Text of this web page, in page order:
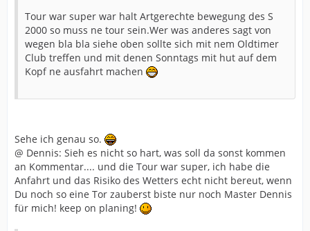
Tour war super war halt Artgerechte bewegung des S
2000 so muss ne tour sein.Wer was anderes sagt von
wegen bla bla siehe oben sollte sich mit nem Oldtimer
Club treffen und mit denen Sonntags mit hut auf dem
Kopf ne ausfahrt machen
Sehe ich genau so.
@ Dennis: Sieh es nicht so hart, was soll da sonst kommen
an Kommentar.... und die Tour war super, ich habe die
Anfahrt und das Risiko des Wetters echt nicht bereut, wenn
Du noch so eine Tor zauberst biste nur noch Master Dennis
für mich! keep on planing!